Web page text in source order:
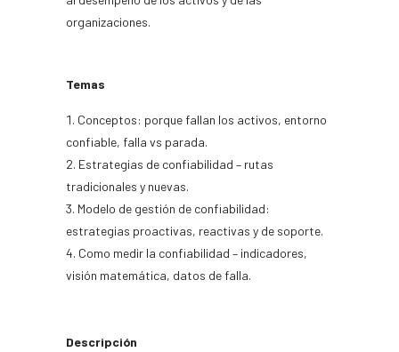
organizaciones.
Temas
Conceptos: porque fallan los activos, entorno
confiable, falla vs parada.
Estrategias de confiabilidad – rutas
tradicionales y nuevas.
Modelo de gestión de confiabilidad:
estrategias proactivas, reactivas y de soporte.
Como medir la confiabilidad – indicadores,
visión matemática, datos de falla.
Descripción